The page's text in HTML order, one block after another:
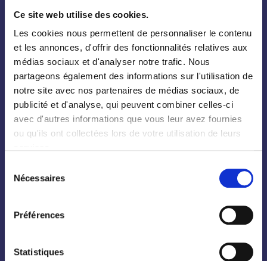
Ce site web utilise des cookies.
Les cookies nous permettent de personnaliser le contenu
et les annonces, d'offrir des fonctionnalités relatives aux
médias sociaux et d'analyser notre trafic. Nous
partageons également des informations sur l'utilisation de
notre site avec nos partenaires de médias sociaux, de
publicité et d'analyse, qui peuvent combiner celles-ci
avec d'autres informations que vous leur avez fournies
ou qu'ils ont collectées lors de votre utilisation de leurs
Nécessaires
Préférences
Statistiques
Arbres
Arbustes
Palmiers
Bambous
Hortensias
Rosiers
Grimpantes